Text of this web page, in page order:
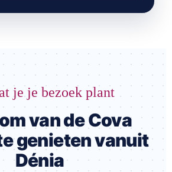
je je bezoek plant
van de Cova
genieten vanuit
Dénia